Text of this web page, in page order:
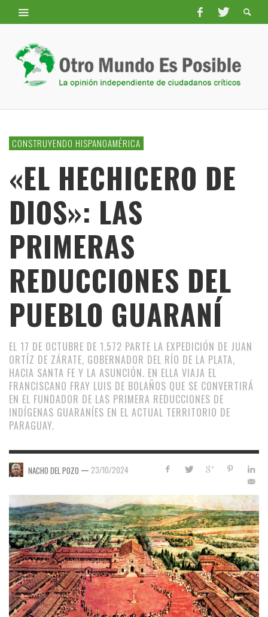
CONSTRUYENDO HISPANOAMÉRICA
«EL HECHICERO DE
DIOS»: LAS
PRIMERAS
REDUCCIONES DEL
PUEBLO GUARANÍ
EL 17 DE OCTUBRE DE 1.572 PARTE LA EXPEDICIÓN DE JUAN
ORTÍZ DE ZÁRATE, GOBERNADOR DEL RÍO DE LA PLATA,
HACIA SANTA FE Y LA ASUNCIÓN. EN ELLA VIAJA EL
FRANCISCANO FRAY LUIS DE BOLAÑOS QUE SE CONVERTIRÁ
EN EL FUNDADOR DE LAS PRIMERA REDUCCIONES DE
INDÍGENAS GUARANÍES EN EL ACTUAL TERRITORIO DE
PARAGUAY.
NACHO DEL POZO — 23/10/2024